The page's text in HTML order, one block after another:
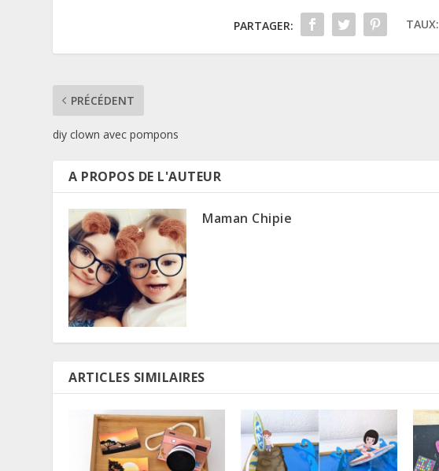
PARTAGER: TAUX:
PRÉCÉDENT
diy clown avec pompons
A PROPOS DE L'AUTEUR
Maman Chipie
ARTICLES SIMILAIRES